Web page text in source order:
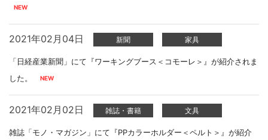
2021年02月04日 新聞 家具
「日経産業新聞」にて『ワーキングブース＜コモーレ＞』が紹介されま
した。
2021年02月02日 雑誌・書籍 文具
雑誌「モノ・マガジン」にて『PPカラーホルダー＜ペルト＞』が紹介